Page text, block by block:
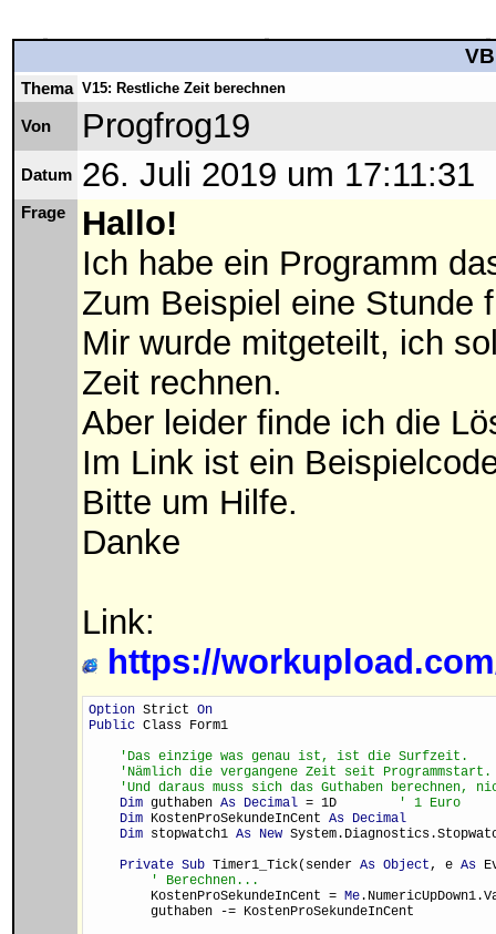
Thema V15: Restliche Zeit berechnen
Von Progfrog19
Datum 26. Juli 2019 um 17:11:31
Frage
Hallo!
Ich habe ein Programm
Zum Beispiel eine Stunde
Mir wurde mitgeteilt, ich
Zeit rechnen.
Aber leider finde ich die
Im Link ist ein
Bitte um Hilfe.
Danke
Link:
https://
Option Strict On
Public Class Form1
'Das einzige was genau ist, ist die Surfzeit.
'Nämlich die vergangene Zeit seit Programmstart.
'Und daraus muss sich das Guthaben berechnen,
Dim guthaben As Decimal = 1D
' 1 Euro
Dim KostenProSekundeInCent As Decimal
Dim stopwatch1 As New
Private Sub Timer1_Tick(sender As Object, e As
' Berechnen...
        KostenProSekundeInCent =
Me
        guthaben -= KostenProSekundeInCent